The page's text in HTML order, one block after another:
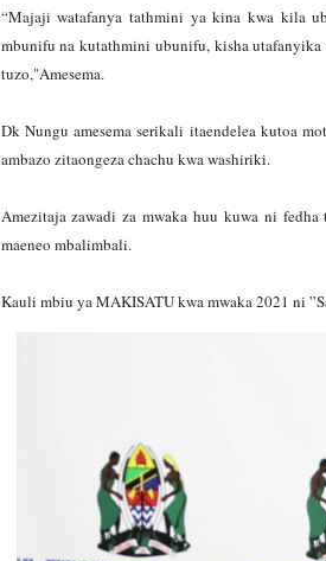
“Majaji watafanya tathmini ya kina kwa kila
mbunifu na kutathmini ubunifu, kisha
tuzo,"Amesema.
Dk Nungu amesema serikali itaendelea kutoa
ambazo zitaongeza chachu kwa washiriki.
Amezitaja zawadi za mwaka huu kuwa ni
maeneo mbalimbali.
Kauli mbiu ya MAKISATU kwa mwaka 2021 ni